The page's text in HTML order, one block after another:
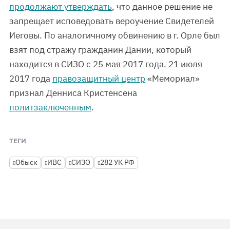
продолжают утверждать, что данное решение не
запрещает исповедовать вероучение Свидетелей
Иеговы. По аналогичному обвинению в г. Орле был
взят под стражу гражданин Дании, который
находится в СИЗО с 25 мая 2017 года. 21 июля
2017 года правозащитный центр «Мемориал»
признал Денниса Кристенсена
политзаключенным.
ТЕГИ
Обыск ИВС СИЗО 282 УК РФ